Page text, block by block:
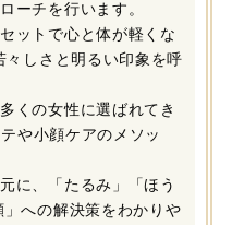
ーチを行います。
ットで心と体が軽くな
々しさと明るい印象を呼
くの女性に選ばれてき
や小顔ケアのメソッ
に、「たるみ」「ほう
への解決策をわかりや